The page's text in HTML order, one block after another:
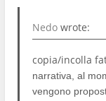
Nedo wrote:
copia/incolla
narrativa, al
vengono